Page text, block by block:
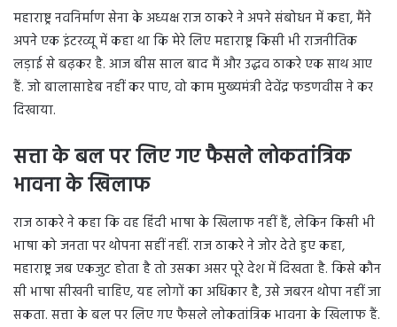
महाराष्ट्र नवनिर्माण सेना के अध्यक्ष राज ठाकरे ने अपने संबोधन में कहा, मैंने
अपने एक इंटरव्यू में कहा था कि मेरे लिए महाराष्ट्र किसी भी राजनीतिक
लड़ाई से बढ़कर है. आज बीस साल बाद मैं और उद्धव ठाकरे एक साथ आए
हैं. जो बालासाहेब नहीं कर पाए, वो काम मुख्यमंत्री देवेंद्र फडणवीस ने कर
दिखाया.
सत्ता के बल पर लिए गए फैसले लोकतांत्रिक
भावना के खिलाफ
राज ठाकरे ने कहा कि वह हिंदी भाषा के खिलाफ नहीं हैं, लेकिन किसी भी
भाषा को जनता पर थोपना सहीं नहीं. राज ठाकरे ने जोर देते हुए कहा,
महाराष्ट्र जब एकजुट होता है तो उसका असर पूरे देश में दिखता है. किसे कौन
सी भाषा सीखनी चाहिए, यह लोगों का अधिकार है, उसे जबरन थोपा नहीं जा
सकता. सत्ता के बल पर लिए गए फैसले लोकतांत्रिक भावना के खिलाफ हैं.